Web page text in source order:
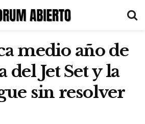
medio año de
del Jet Set y la
sin resolver